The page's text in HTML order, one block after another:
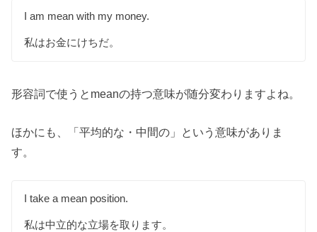
I am mean with my money.
私はお金にけちだ。
形容詞で使うとmeanの持つ意味が随分変わりますよね。
ほかにも、「平均的な・中間の」という意味がありま
す。
I take a mean position.
私は中立的な立場を取ります。